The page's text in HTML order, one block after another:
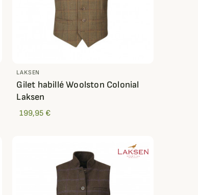
LAKSEN
Gilet habillé Woolston Colonial
Laksen
199,95 €